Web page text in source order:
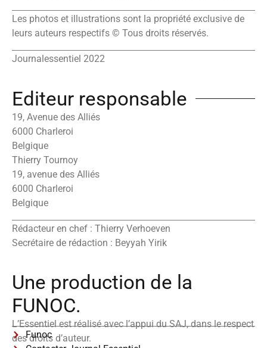
Les photos et illustrations sont la propriété exclusive de
leurs auteurs respectifs © Tous droits réservés.
Journalessentiel 2022
Editeur responsable
19, Avenue des Alliés
6000 Charleroi
Belgique
Thierry Tournoy
19, avenue des Alliés
6000 Charleroi
Belgique
Rédacteur en chef : Thierry Verhoeven
Secrétaire de rédaction : Beyyah Yirik
Une production de la
FUNOC.
L’Essentiel est réalisé avec l’appui du SAJ, dans le respect
des droits d’auteur.
Funoc